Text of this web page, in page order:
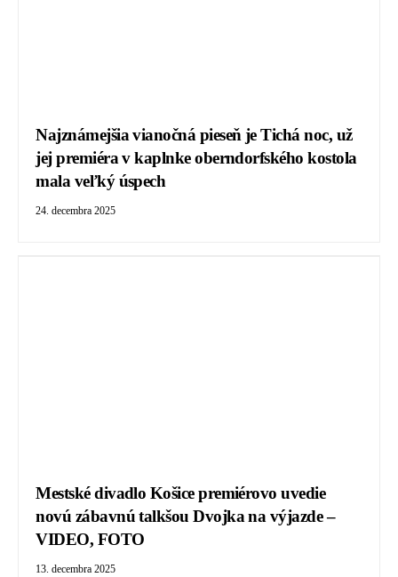
Najznámejšia vianočná pieseň je Tichá noc, už
jej premiéra v kaplnke oberndorfského kostola
mala veľký úspech
24. decembra 2025
Mestské divadlo Košice premiérovo uvedie
novú zábavnú talkšou Dvojka na výjazde –
VIDEO, FOTO
13. decembra 2025